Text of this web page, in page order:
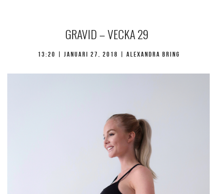
GRAVID – VECKA 29
13:20 | januari 27, 2018 | Alexandra Bring